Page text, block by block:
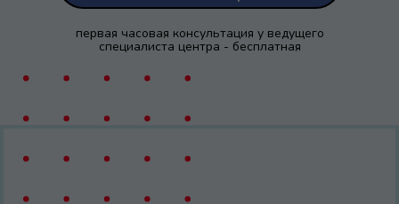
первая часовая консультация у ведущего
специалиста центра - бесплатная